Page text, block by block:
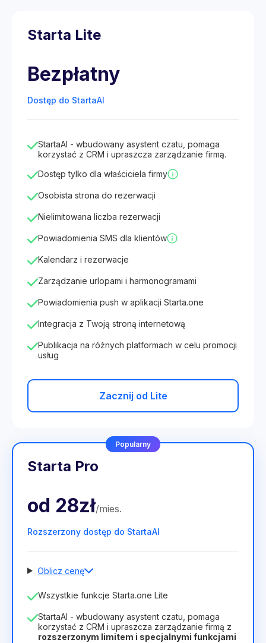
Starta Lite
Bezpłatny
Dostęp do StartaAI
StartaAI - wbudowany asystent czatu, pomaga
korzystać z CRM i upraszcza zarządzanie firmą.
Dostęp tylko dla właściciela firmy
Osobista strona do rezerwacji
Nielimitowana liczba rezerwacji
Powiadomienia SMS dla klientów
Kalendarz i rezerwacje
Zarządzanie urlopami i harmonogramami
Powiadomienia push w aplikacji Starta.one
Integracja z Twoją stroną internetową
Publikacja na różnych platformach w celu promocji
usług
Zacznij od Lite
Popularny
Starta Pro
od 28zł/mies.
Rozszerzony dostęp do StartaAI
Oblicz cenę
Liczba pracowników
Czas trwania licencji
12 Months(zniżka -25%) Opłacalny
Wszystkie funkcje Starta.one Lite
StartaAI - wbudowany asystent czatu, pomaga
korzystać z CRM i upraszcza zarządzanie firmą z
rozszerzonym limitem i specjalnymi funkcjami